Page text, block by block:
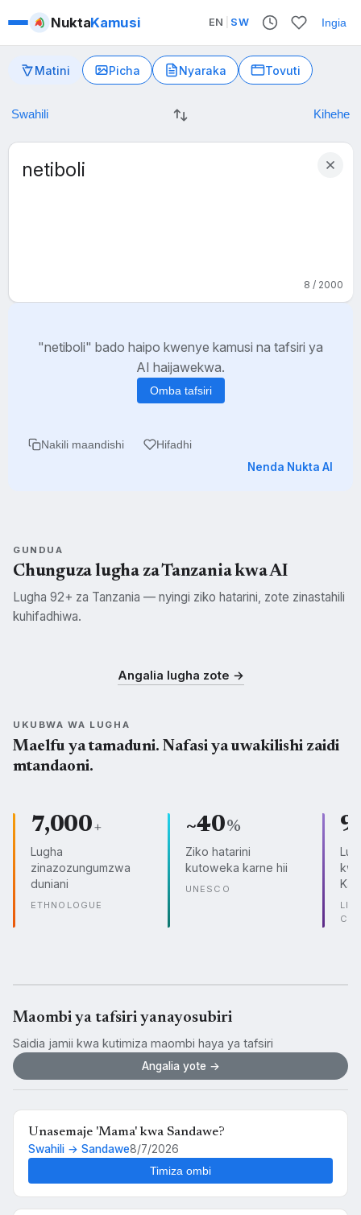
NuktaKamusi EN SW Ingia
Matini Picha Nyaraka Tovuti
8 / 2000
"netiboli" bado haipo kwenye kamusi na tafsiri ya
AI haijawekwa.
Omba tafsiri
Nakili maandishi Hifadhi
Nenda Nukta AI
GUNDUA
Chunguza lugha za Tanzania kwa AI
Lugha 92+ za Tanzania — nyingi ziko hatarini, zote zinastahili
kuhifadhiwa.
Swahili
Angalia lugha zote →
UKUBWA WA LUGHA
Maelfu ya tamaduni. Nafasi ya uwakilishi zaidi
mtandaoni.
7,000+
Lugha
zinazozungumzwa
duniani
ETHNOLOGUE
~40%
Ziko hatarini
kutoweka karne hii
UNESCO
Maombi ya tafsiri yanayosubiri
Saidia jamii kwa kutimiza maombi haya ya tafsiri
Angalia yote →
Unasemaje 'Mama' kwa Sandawe?
Swahili → Sandawe8/7/2026
Timiza ombi